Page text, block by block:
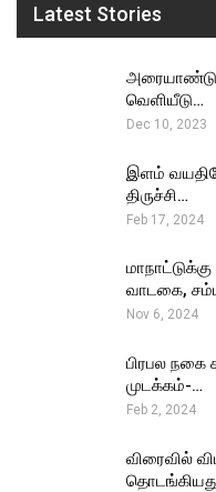
Latest Stories
அரையாண்டு
வெளியீடு…
Dec 10, 2023
இளம்
திருச்சி…
Feb 17, 2024
வாடகை,
Nov 6, 2024
பிரபல நகை
முடக்கம்-…
Feb 2, 2024
விரைவில்
தொடங்கியது